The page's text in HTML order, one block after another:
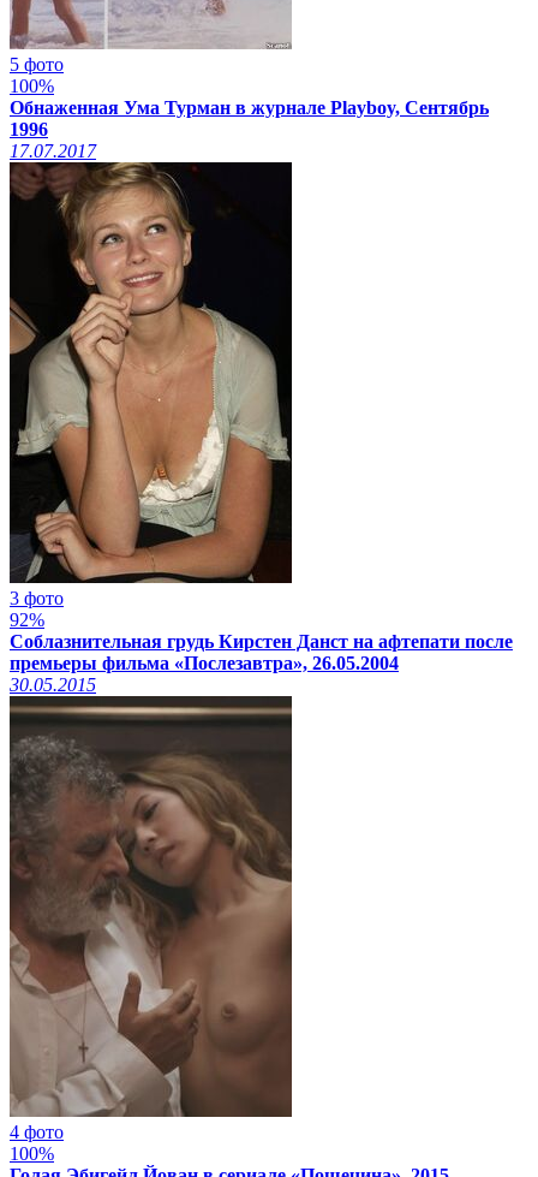
5 фото
100%
Обнаженная Ума Турман в журнале Playboy, Сентябрь
1996
17.07.2017
3 фото
92%
Соблазнительная грудь Кирстен Данст на афтепати после
премьеры фильма «Послезавтра», 26.05.2004
30.05.2015
4 фото
100%